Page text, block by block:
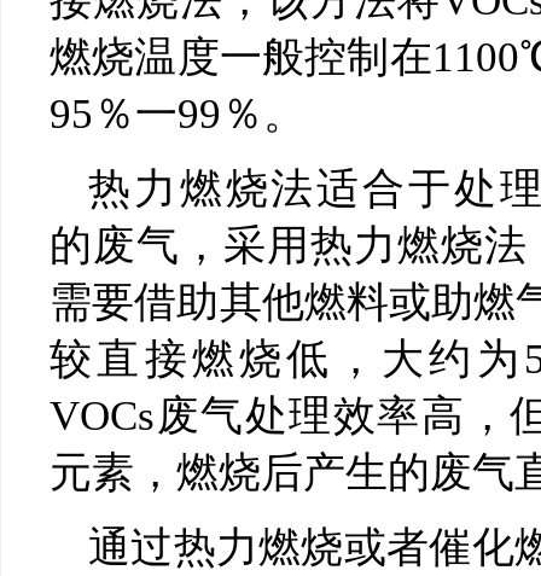
燃烧温度一般控制在
95％一99％。
热力燃烧法适合于处
的废气，采用热力燃烧
需要借助其他燃料或助燃
较直接燃烧低，大约
VOCs废气处理效率高，
元素，燃烧后产生的废气
通过热力燃烧或者催化